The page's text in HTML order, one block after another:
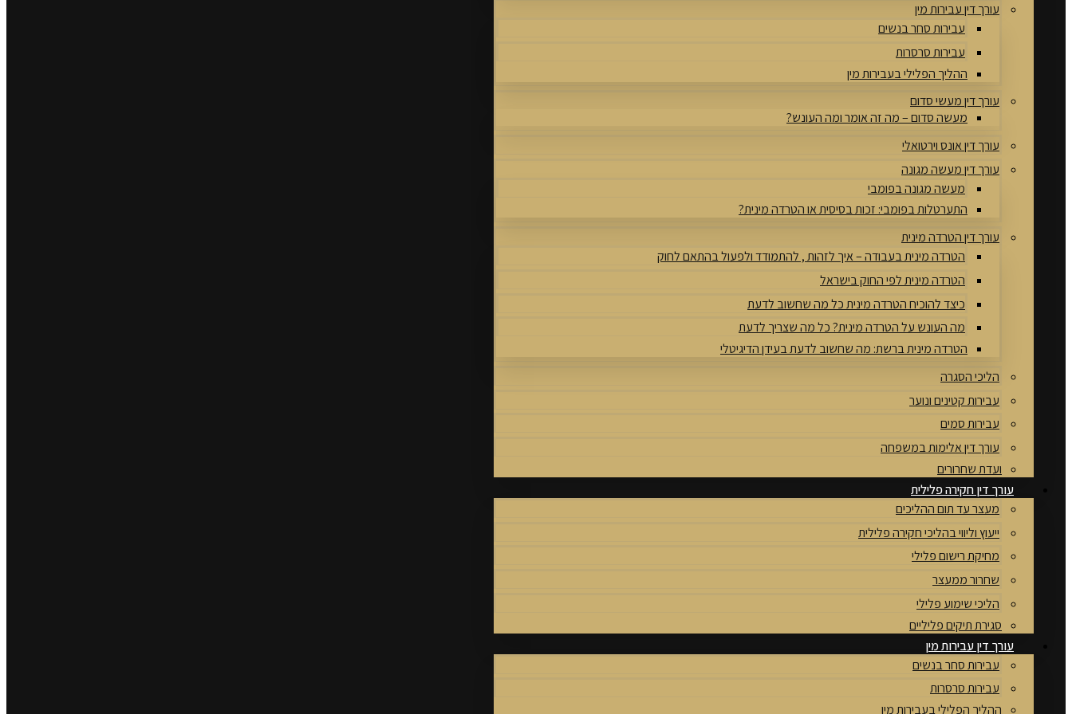
עורך דין עבירות מין
עבירות סחר בנשים
עבירות סרסרות
ההליך הפלילי בעבירות מין
עורך דין מעשי סדום
מעשה סדום – מה זה אומר ומה העונש?
עורך דין אונס וירטואלי
עורך דין מעשה מגונה
מעשה מגונה בפומבי
התערטלות בפומבי: זכות בסיסית או הטרדה מינית?
עורך דין הטרדה מינית
הטרדה מינית בעבודה – איך לזהות , להתמודד ולפעול בהתאם לחוק
הטרדה מינית לפי החוק בישראל
כיצד להוכיח הטרדה מינית כל מה שחשוב לדעת
מה העונש על הטרדה מינית? כל מה שצריך לדעת
הטרדה מינית ברשת: מה שחשוב לדעת בעידן הדיגיטלי
הליכי הסגרה
עבירות קטינים ונוער
עבירות סמים
עורך דין אלימות במשפחה
ועדת שחרורים
עורך דין חקירה פלילית
מעצר עד תום ההליכים
ייעוץ וליווי בהליכי חקירה פלילית
מחיקת רישום פלילי
שחרור ממעצר
הליכי שימוע פלילי
סגירת תיקים פליליים
עורך דין עבירות מין
עבירות סחר בנשים
עבירות סרסרות
ההליך הפלילי בעבירות מין